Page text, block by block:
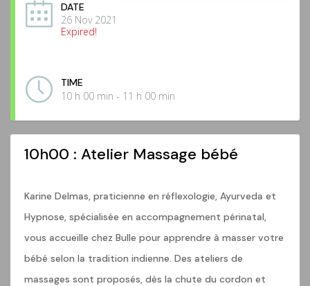
DATE
26 Nov 2021
Expired!
TIME
10 h 00 min - 11 h 00 min
10h00 : Atelier Massage bébé
Karine Delmas, praticienne en réflexologie, Ayurveda et
Hypnose, spécialisée en accompagnement périnatal,
vous accueille chez Bulle pour apprendre à masser votre
bébé selon la tradition indienne. Des ateliers de
massages sont proposés, dès la chute du cordon et